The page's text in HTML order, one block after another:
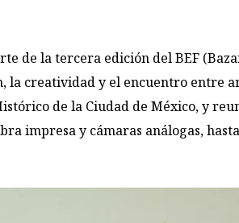
de la tercera edición del BEF
la creatividad y el encuentro entre
de la Ciudad de México, y
impresa y cámaras análogas,